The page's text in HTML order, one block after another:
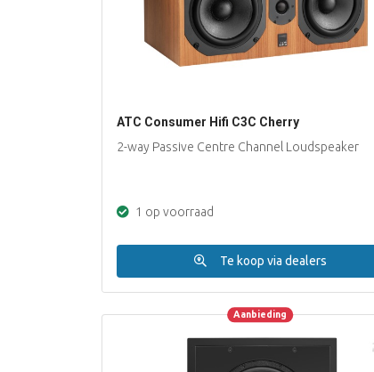
ATC Consumer Hifi C3C Cherry
2-way Passive Centre Channel Loudspeaker
1 op voorraad
Te koop via dealers
Aanbieding Aanbieding